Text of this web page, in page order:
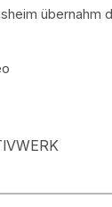
übernahm